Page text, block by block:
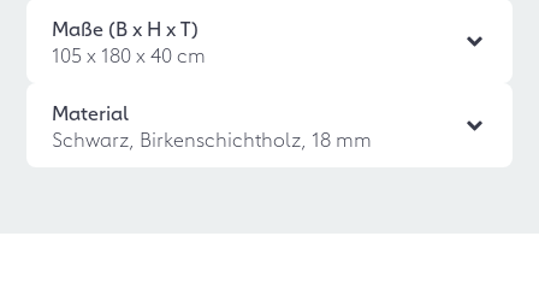
Maße (B x H x T)
105 x 180 x 40 cm
Material
Schwarz, Birkenschichtholz, 18 mm